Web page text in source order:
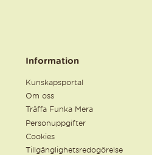
Information
Kunskapsportal
Om oss
Träffa Funka Mera
Personuppgifter
Cookies
Tillgänglighetsredogörelse